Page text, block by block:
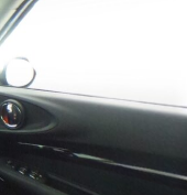
MINIサービス工場
iR MAKERS
頼
購入相談
10,484 円